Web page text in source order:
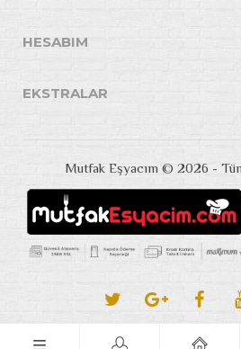
HESABIM
EKSTRALAR
Mutfak Eşyacım © 2026 - Tüm